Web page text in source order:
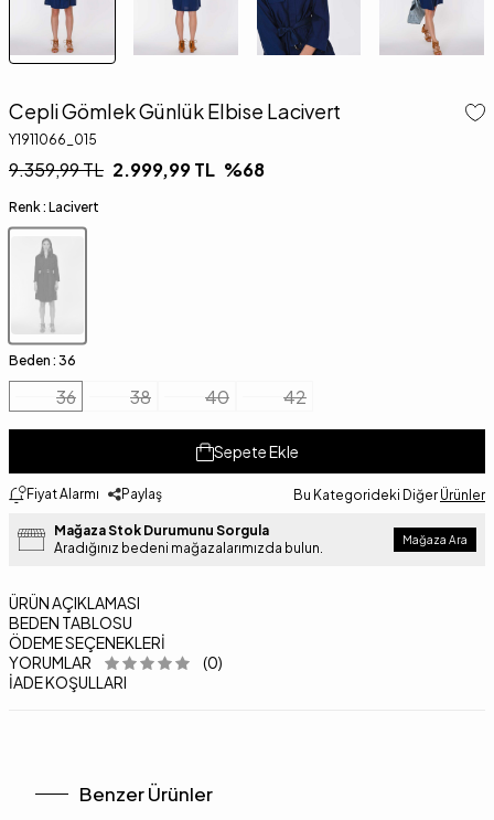
Cepli Gömlek Günlük Elbise Lacivert
Y1911066_015
9.359,99TL 2.999,99TL %68
Renk : Lacivert
Beden : 36
36 38 40 42
Sepete Ekle
Fiyat Alarmı Paylaş Bu Kategorideki Diğer Ürünler
Mağaza Stok Durumunu Sorgula
Aradığınız bedeni mağazalarımızda bulun.
Mağaza Ara
ÜRÜN AÇIKLAMASI
BEDEN TABLOSU
ÖDEME SEÇENEKLERI
YORUMLAR
(0)
İADE KOŞULLARI
Benzer Ürünler